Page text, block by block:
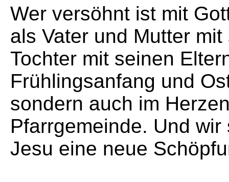
Wer versöhnt ist mit
als Vater und Mutter
Tochter mit seinen
Frühlingsanfang und
sondern auch im
Pfarrgemeinde. Und
Jesu eine neue